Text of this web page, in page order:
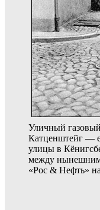
Уличный
Катценштейг —
улицы в
между
«Рос & Нефть»